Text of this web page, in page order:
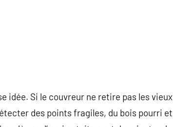
idée. Si le couvreur ne retire pas les vieux
des points fragiles, du bois pourri et